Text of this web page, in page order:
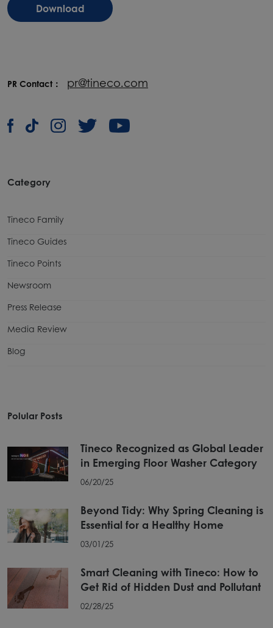
Download
PR Contact： pr@tineco.com
Category
Tineco Family
Tineco Guides
Tineco Points
Newsroom
Press Release
Media Review
Blog
Polular Posts
Tineco Recognized as Global Leader
in Emerging Floor Washer Category
06/20/25
Beyond Tidy: Why Spring Cleaning is
Essential for a Healthy Home
03/01/25
Smart Cleaning with Tineco: How to
Get Rid of Hidden Dust and Pollutant
02/28/25